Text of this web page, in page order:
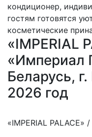
кондиционер,
гостям готовятся
косметические
«IMPERIAL
«Империал
Беларусь,
2026 год
«IMPERIAL